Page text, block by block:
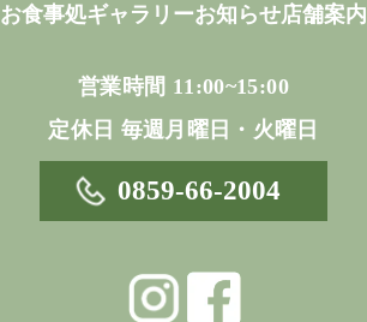
お食事処ギャラリーお知らせ店舗案内
営業時間 11:00~15:00
定休日 毎週月曜日・火曜日
0859-66-2004